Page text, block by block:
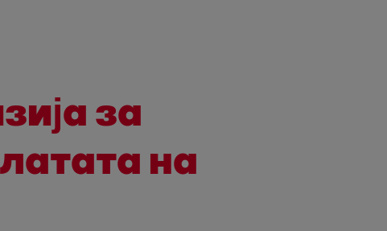
за
на